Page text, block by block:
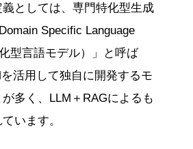
としては、専門特化型生成
Specific Language
型言語モデル）」と呼ば
活用して独自に開発するモ
多く、LLM＋RAGによるも
います。